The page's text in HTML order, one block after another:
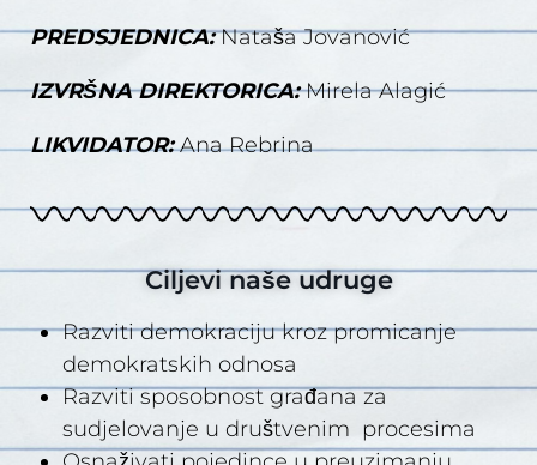
PREDSJEDNICA:Nataša Jovanović
IZVRŠNA DIREKTORICA:Mirela Alagić
LIKVIDATOR:Ana Rebrina
Ciljevi naše udruge
Razviti demokraciju kroz promicanje
demokratskih odnosa
Razviti sposobnost građana za
sudjelovanje u društvenim procesima